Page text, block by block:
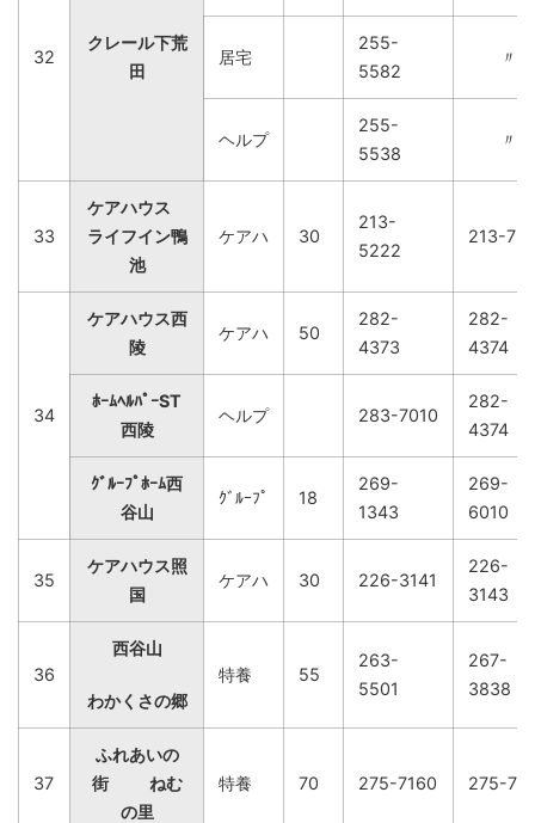
32
クレール下荒
田
居宅
255-
5582
〃
ヘルプ
255-
5538
〃
33
ケアハウス
ライフイン鴨
池
ケアハ 30
213-
5222
213-
34
ケアハウス西
陵
ケアハ 50
282-
4373
282-
4374
ﾎｰﾑﾍﾙﾊﾟｰST
西陵
ヘルプ 283-7010
282-
4374
ｸﾞﾙｰﾌﾟﾎｰﾑ西
谷山
ｸﾞﾙｰﾌﾟ 18
269-
1343
269-
6010
35
ケアハウス照
国
ケアハ 30 226-3141
226-
3143
36
西谷山
わかくさの郷
特養 55
263-
5501
267-
3838
37
ふれあいの
街 ねむ
の里
特養 70 275-7160 275-